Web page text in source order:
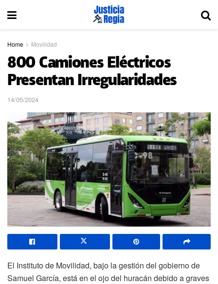
Home Movilidad
800 Camiones Eléctricos
Presentan Irregularidades
14/05/2024
El Instituto de Movilidad, bajo la gestión del gobierno de
Samuel García, está en el ojo del huracán debido a graves